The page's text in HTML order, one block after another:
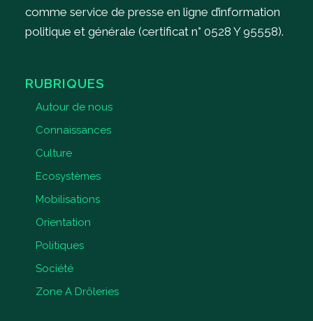
comme service de presse en ligne d’information
politique et générale (certificat n° 0528 Y 95558).
RUBRIQUES
Autour de nous
Connaissances
Culture
Ecosystèmes
Mobilisations
Orientation
Politiques
Société
Zone A Drôleries